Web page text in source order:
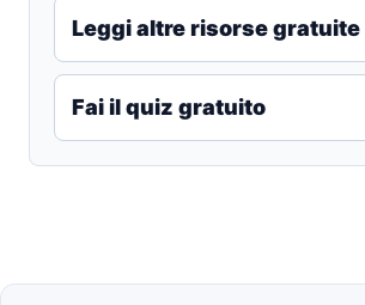
Leggi altre risorse gratuite
Fai il quiz gratuito